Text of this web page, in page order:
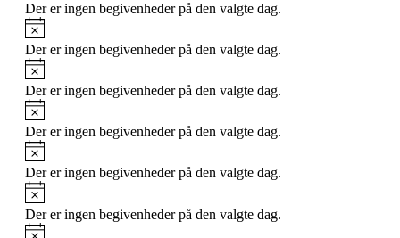
Der er ingen begivenheder på den valgte dag.
Notice
Der er ingen begivenheder på den valgte dag.
Notice
Der er ingen begivenheder på den valgte dag.
Notice
Der er ingen begivenheder på den valgte dag.
Notice
Der er ingen begivenheder på den valgte dag.
Notice
Der er ingen begivenheder på den valgte dag.
Notice